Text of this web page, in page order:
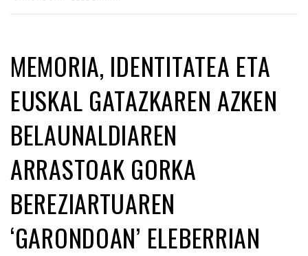
MEMORIA, IDENTITATEA ETA
EUSKAL GATAZKAREN AZKEN
BELAUNALDIAREN
ARRASTOAK GORKA
BEREZIARTUAREN
‘GARONDOAN’ ELEBERRIAN